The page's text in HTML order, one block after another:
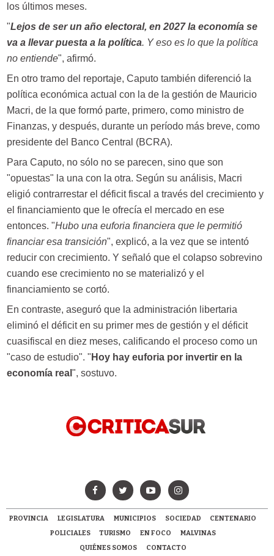
los últimos meses.
"Lejos de ser un año electoral, en 2027 la economía se
va a llevar puesta a la política. Y eso es lo que la política
no entiende", afirmó.
En otro tramo del reportaje, Caputo también diferenció la
política económica actual con la de la gestión de Mauricio
Macri, de la que formó parte, primero, como ministro de
Finanzas, y después, durante un período más breve, como
presidente del Banco Central (BCRA).
Para Caputo, no sólo no se parecen, sino que son
"opuestas" la una con la otra. Según su análisis, Macri
eligió contrarrestar el déficit fiscal a través del crecimiento y
el financiamiento que le ofrecía el mercado en ese
entonces. "Hubo una euforia financiera que le permitió
financiar esa transición", explicó, a la vez que se intentó
reducir con crecimiento. Y señaló que el colapso sobrevino
cuando ese crecimiento no se materializó y el
financiamiento se cortó.
En contraste, aseguró que la administración libertaria
eliminó el déficit en su primer mes de gestión y el déficit
cuasifiscal en diez meses, calificando el proceso como un
"caso de estudio". " Hoy hay euforia por invertir en la
economía real ", sostuvo.
PROVINCIA LEGISLATURA MUNICIPIOS SOCIEDAD
CENTENARIO
POLICIALES
TURISMO EN FOCO
MALVINAS
QUIÉNES SOMOS
CONTACTO